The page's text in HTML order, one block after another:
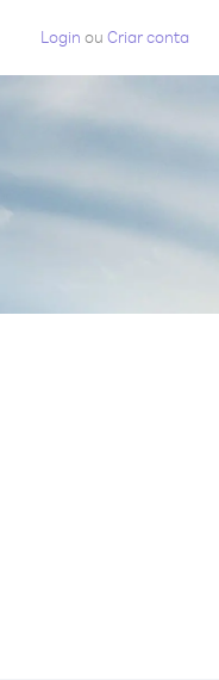
Login ou Criar conta